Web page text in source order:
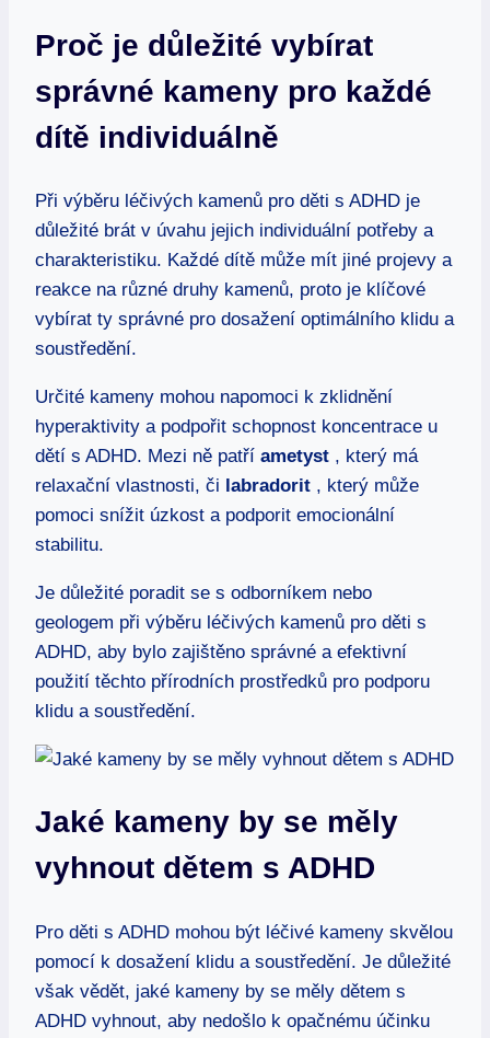
Proč je důležité vybírat
správné kameny pro každé
dítě individuálně
Při výběru léčivých kamenů pro děti s ADHD je
důležité brát v úvahu jejich individuální potřeby a
charakteristiku. Každé dítě může mít jiné projevy a
reakce na různé druhy kamenů, proto je klíčové
vybírat ty správné pro dosažení optimálního klidu a
soustředění.
Určité kameny mohou napomoci k zklidnění
hyperaktivity a podpořit schopnost koncentrace u
dětí s ADHD. Mezi ně patří ametyst , který má
relaxační vlastnosti, či labradorit , který může
pomoci snížit úzkost a podporit emocionální
stabilitu.
Je důležité poradit se s odborníkem nebo
geologem při výběru léčivých kamenů pro děti s
ADHD, aby bylo zajištěno správné a efektivní
použití těchto přírodních prostředků pro podporu
klidu a soustředění.
Jaké kameny by se měly
vyhnout dětem s ADHD
Pro děti s ADHD mohou být léčivé kameny skvělou
pomocí k dosažení klidu a soustředění. Je důležité
však vědět, jaké kameny by se měly dětem s
ADHD vyhnout, aby nedošlo k opačnému účinku